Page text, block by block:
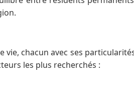
chacun avec ses
les plus recherchés :